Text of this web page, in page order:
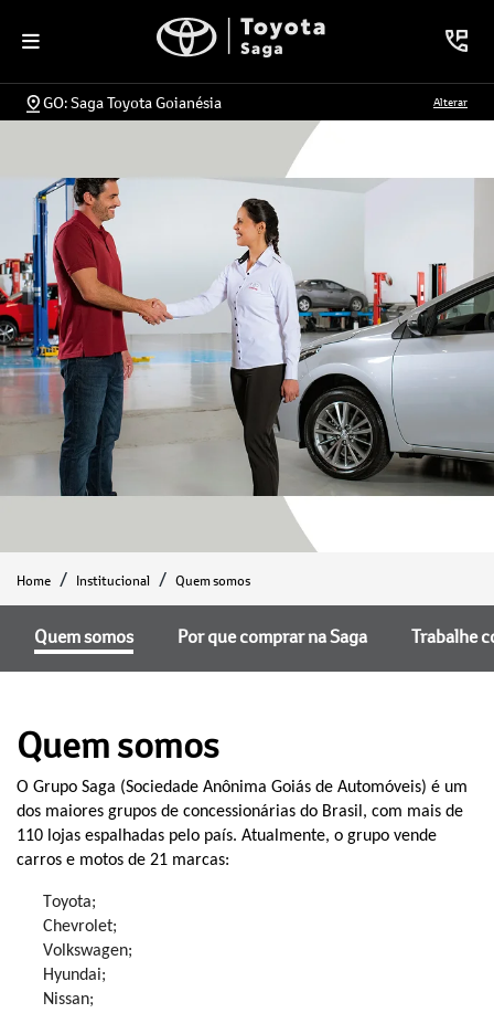
GO: Saga Toyota Goianésia Alterar
Home Institucional Quem somos
Quem somos Por que comprar na Saga Trabalhe
Quem somos
O Grupo Saga (Sociedade Anônima Goiás de Automóveis) é um
dos maiores grupos de concessionárias do Brasil, com mais de
110 lojas espalhadas pelo país. Atualmente, o grupo vende
carros e motos de 21 marcas:
Toyota;
Chevrolet;
Volkswagen;
Hyundai;
Nissan;